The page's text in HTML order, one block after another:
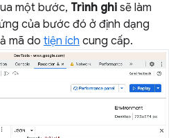
một bước, Trình ghi sẽ làm
của bước đó ở định dạng
mã do tiện ích cung cấp.